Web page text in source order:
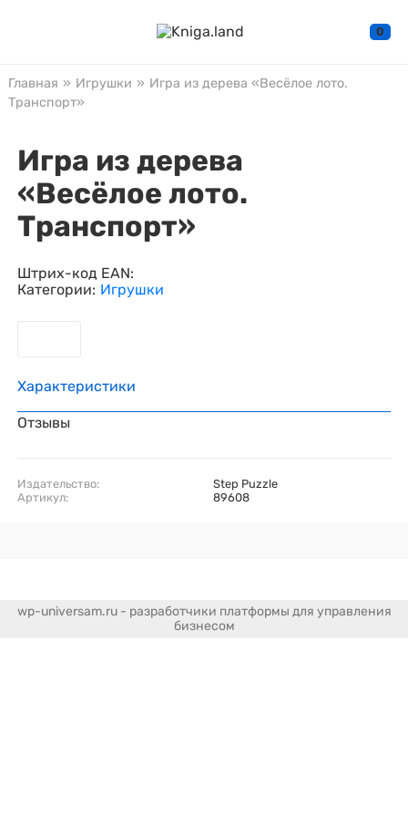
0
Главная » Игрушки » Игра из дерева «Весёлое лото.
Транспорт»
Игра из дерева
«Весёлое лото.
Транспорт»
Штрих-код EAN:
Категории: Игрушки
Характеристики
Отзывы
Издательство:
Step Puzzle
Артикул:
89608
wp-universam.ru - разработчики платформы для управления
бизнесом